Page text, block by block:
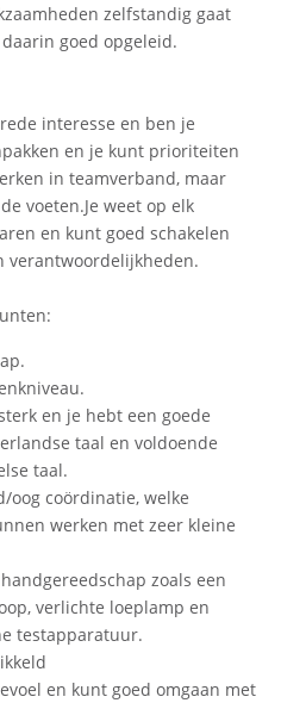
zelfstandig gaat
goed opgeleid.
interesse en ben je
en je kunt prioriteiten
in teamverband, maar
voeten.Je weet op elk
en kunt goed schakelen
verantwoordelijkheden.
en je hebt een goede
taal en voldoende
taal.
oog coördinatie, welke
werken met zeer kleine
zoals een
verlichte loeplamp en
testapparatuur.
en kunt goed omgaan met